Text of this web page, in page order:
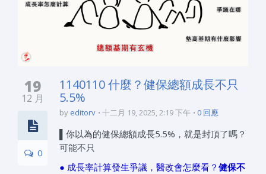
19
12 月
0
1140110 什麼？健保總額成長不只
5.5%
by editorv 十二月 19, 2025, 2:19 下午 0 回應
▌你以為的健保總額成長5.5%，就是封頂了嗎？
可能不只
● 成長率計算發生爭議，醫改會怎麼看？ 健保不